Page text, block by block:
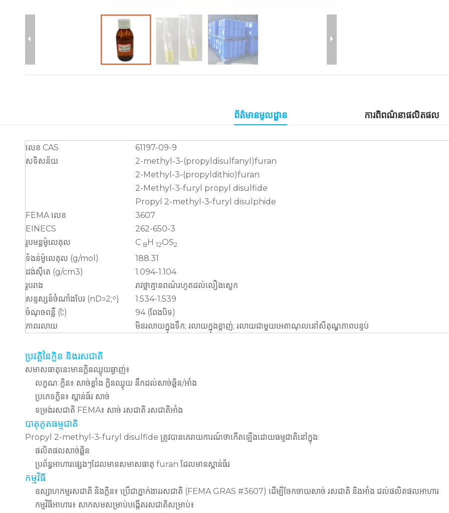
ព័ត៌មានមូលដ្ឋាន ការពិពណ៌នាផលិតផល
លេខ CAS
61197-09-9
សទិសន័យ
2-methyl-3-(propyldisulfanyl)furan
2-Methyl-3-(propyldithio)furan
2-Methyl-3-furyl propyl disulfide
Propyl 2-methyl-3-furyl disulphide
FEMA លេខ
3607
EINECS
262-650-3
រូបមន្តម៉ូលេគុល
C 8H 12OS2
ទំងន់ម៉ូលេគុល (g/mol)
188.31
ដង់ស៊ីតេ (g/cm3)
1.094-1.104
រូបរាង
រាវថ្លាគ្មានពណ៌រហូតដល់លឿងស្លេក
សន្ទស្សន៍ចំណាំងបែរ (nD⊃2;⁰)
1.534-1.539
ចំណុចពន្លឺ (℃)
94 (ពែងបិទ)
ភាពរលាយ
មិនរលាយក្នុងទឹក; រលាយក្នុងខ្លាញ់; រលាយជាមួយអេតាណុលនៅសីតុណ្ហភាពបន្ទប់
ប្រវត្តិនៃក្លិន និងរសជាតិ
សមាសធាតុនេះមានក្លិនឈ្ងុយឆ្ងាញ់៖
លក្ខណៈក្លិន៖ សាច់ខ្លាំង ក្លិនឈ្ងុយ នឹកដល់សាច់ឆ្អិន/អាំង
ប្រភេទក្លិន៖ ស្ពាន់ធ័រ សាច់
ទម្រង់រសជាតិ FEMA៖ សាច់ រសជាតិ រសជាតិអាំង
បាតុភូតធម្មជាតិ
Propyl 2-methyl-3-furyl disulfide ត្រូវបានគេរាយការណ៍ថាកើតឡើងដោយធម្មជាតិនៅក្នុង:
ផលិតផលសាច់ឆ្អិន
ប្រព័ន្ធអាហារផ្សេងៗដែលមានសមាសធាតុ furan ដែលមានស្ពាន់ធ័រ
កម្មវិធី
ឧស្សាហកម្មរសជាតិ និងក្លិន៖ ប្រើជាភ្នាក់ងាររសជាតិ (FEMA GRAS #3607) ដើម្បីចែកចាយសាច់ រសជាតិ និងអាំង ដល់ផលិតផលអាហារ
កម្មវិធីអាហារ៖ សាកសមសម្រាប់បង្កើតរសជាតិសម្រាប់៖